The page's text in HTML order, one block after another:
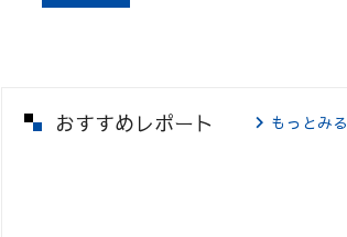
おすすめレポート もっとみる